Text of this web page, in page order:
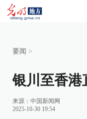
要闻 >
银川至香港
来源： 中国新闻网
2025-10-30 19:54